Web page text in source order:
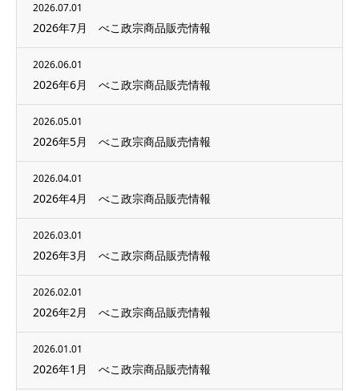
2026.07.01
2026年7月 べこ政宗商品販売情報
2026.06.01
2026年6月 べこ政宗商品販売情報
2026.05.01
2026年5月 べこ政宗商品販売情報
2026.04.01
2026年4月 べこ政宗商品販売情報
2026.03.01
2026年3月 べこ政宗商品販売情報
2026.02.01
2026年2月 べこ政宗商品販売情報
2026.01.01
2026年1月 べこ政宗商品販売情報